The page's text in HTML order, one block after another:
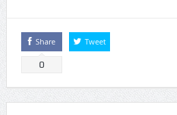
Share
0
Tweet